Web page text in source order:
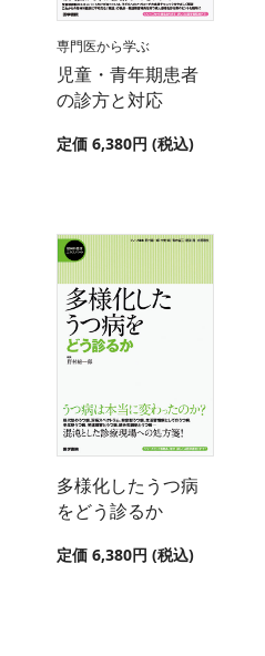
専門医から学ぶ
児童・青年期患者
の診方と対応
定価 6,380円 (税込)
多様化したうつ病
をどう診るか
定価 6,380円 (税込)